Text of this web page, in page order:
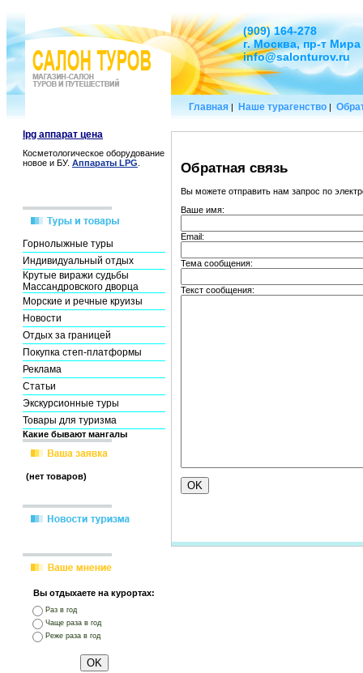
lpg аппарат цена
Косметологическое оборудование
новое и БУ. Аппараты LPG
Горнолыжные туры
Индивидуальный отдых
Крутые виражи судьбы
Массандровского дворца
Морские и речные круизы
Новости
Отдых за границей
Покупка степ-платформы
Реклама
Статьи
Экскурсионные туры
Товары для туризма
Какие бывают мангалы
(нет товаров)
Вы отдыхаете на курортах:
Раз в год
Чаще раза в год
Реже раза в год
Главная | Наше турагенство |
Обратная связь
Вы можете отправить нам запрос по
Ваше имя:
Email:
Тема сообщения:
Текст сообщения:
(909) 164-278
г. Москва, пр-т Мира
info@salonturov.ru